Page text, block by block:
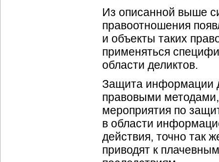
Из описанной выше
правоотношения
и объекты таких
применяться
области деликтов.
Защита информации
правовыми методами,
мероприятия по
в области
действия, точно так
приводят к